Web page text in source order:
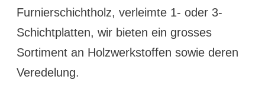
Furnierschichtholz, verleimte 1- oder 3-
Schichtplatten, wir bieten ein grosses
Sortiment an Holzwerkstoffen sowie deren
Veredelung.